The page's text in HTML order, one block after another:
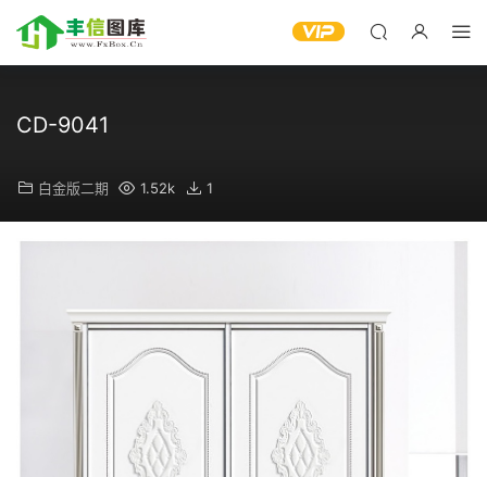
CD-9041
白金版二期 1.52k 1